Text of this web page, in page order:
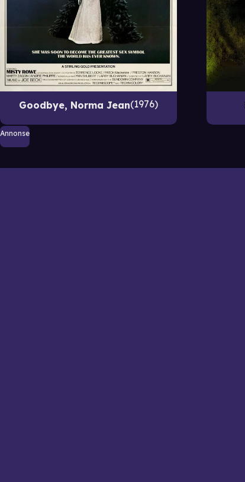
Goodbye, Norma Jean 1976
Annonse